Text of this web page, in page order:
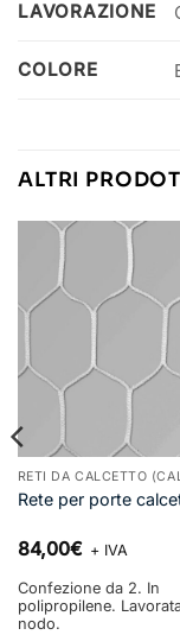
LAVORAZIONE
COLORE
ALTRI
RETI DA CALCETTO
Rete per porte
84,00€ + IVA
Confezione da 2. In
polipropilene.
nodo.